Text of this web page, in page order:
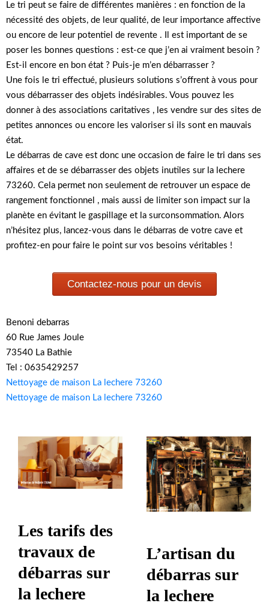
Le tri peut se faire de différentes manières : en fonction de la
nécessité des objets, de leur qualité, de leur importance affective
ou encore de leur potentiel de revente . Il est important de se
poser les bonnes questions : est-ce que j’en ai vraiment besoin ?
Est-il encore en bon état ? Puis-je m’en débarrasser ?
Une fois le tri effectué, plusieurs solutions s’offrent à vous pour
vous débarrasser des objets indésirables. Vous pouvez les
donner à des associations caritatives , les vendre sur des sites de
petites annonces ou encore les valoriser si ils sont en mauvais
état.
Le débarras de cave est donc une occasion de faire le tri dans ses
affaires et de se débarrasser des objets inutiles sur la lechere
73260. Cela permet non seulement de retrouver un espace de
rangement fonctionnel , mais aussi de limiter son impact sur la
planète en évitant le gaspillage et la surconsommation. Alors
n’hésitez plus, lancez-vous dans le débarras de votre cave et
profitez-en pour faire le point sur vos besoins véritables !
Contactez-nous pour un devis
Benoni debarras
60 Rue James Joule
73540 La Bathie
Tel : 0635429257
Nettoyage de maison La lechere 73260
Nettoyage de maison La lechere 73260
Les tarifs des
travaux de
débarras sur
la lechere
L’artisan du
débarras sur
la lechere